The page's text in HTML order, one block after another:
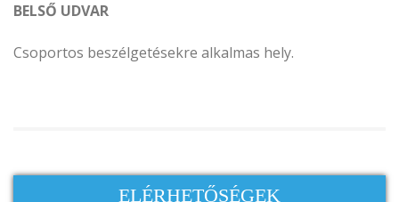
BELSŐ UDVAR
Csoportos beszélgetésekre alkalmas hely.
ELÉRHETŐSÉGEK